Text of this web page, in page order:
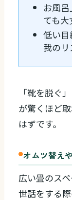
お風
ても大
低い
我の
「靴を脱ぐ
が驚くほど
はずです。
オムツ替え
広い畳のス
世話をする